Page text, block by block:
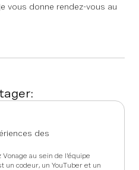
vous donne rendez-vous au
des
au sein de l'équipe
un codeur, un YouTuber et un